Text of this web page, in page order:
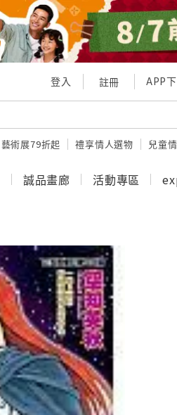
登入 註冊 APP
藝術展79折起 禮享情人選物 兒童
誠品畫廊 活動專區